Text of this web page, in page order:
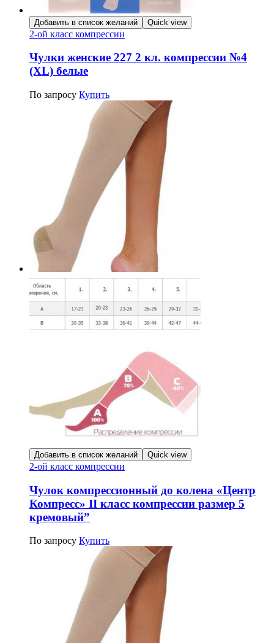
Добавить в список желаний Quick view
2-ой класс компрессии
Чулки женские 227 2 кл. компрессии №4
(XL) белые
По запросу Купить
Добавить в список желаний Quick view
2-ой класс компрессии
Чулок компрессионный до колена «Центр
Компресс» II класс компрессии размер 5
кремовый”
По запросу Купить